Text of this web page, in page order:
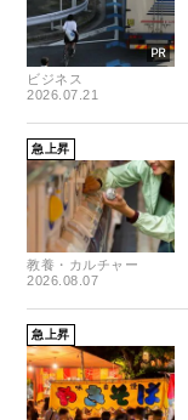
ビジネス
2026.07.21
急上昇
教養・カルチャー
2026.08.07
急上昇